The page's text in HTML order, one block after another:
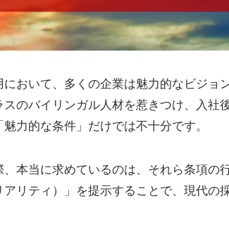
おいて、多くの企業は魅力的なビジョ
のバイリンガル人材を惹きつけ、入社
力的な条件」だけでは不十分です。
本当に求めているのは、それら条項の
リティ）」を提示することで、現代の